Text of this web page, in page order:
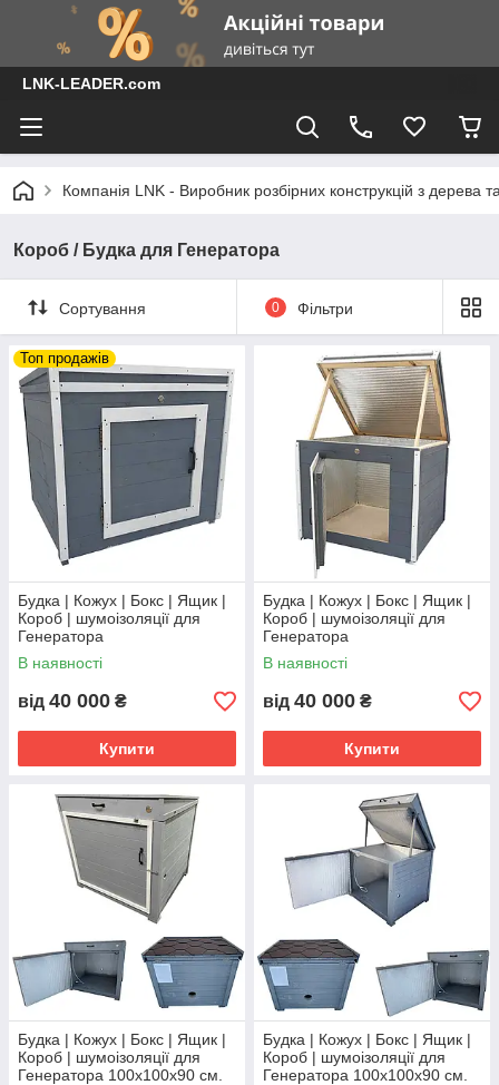
LNK-LEADER.com
Компанія LNK - Виробник розбірних конструкцій з дерева
Короб / Будка для Генератора
Сортування 0 Фільтри
Топ продажів
Будка | Кожух | Бокс | Ящик |
Короб | шумоізоляції для
Генератора
В наявності
від 40 000 ₴
Купити
Будка | Кожух | Бокс | Ящик |
Короб | шумоізоляції для
Генератора
В наявності
від 40 000 ₴
Купити
Будка | Кожух | Бокс | Ящик |
Короб | шумоізоляції для
Генератора 100x100x90 см.
Будка | Кожух | Бокс | Ящик |
Короб | шумоізоляції для
Генератора 100x100x90 см.